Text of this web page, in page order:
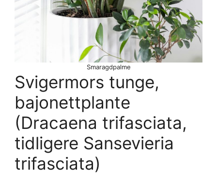
Smaragdpalme
Svigermors tunge,
bajonettplante
(Dracaena trifasciata,
tidligere Sansevieria
trifasciata)